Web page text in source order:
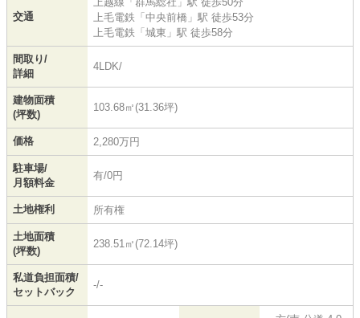
交通
上毛電鉄 「 中央前橋 」駅 徒歩53分
上毛電鉄 「 城東 」駅 徒歩58分
間取り/
詳細
4LDK/
建物面積
(坪数)
103.68㎡(31.36坪)
価格 2,280万円
駐車場/
月額料金
有/0円
土地権利 所有権
土地面積
(坪数)
238.51㎡(72.14坪)
私道負担面積/
セットバック
-/-